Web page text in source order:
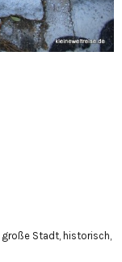
große Stadt, historisch,